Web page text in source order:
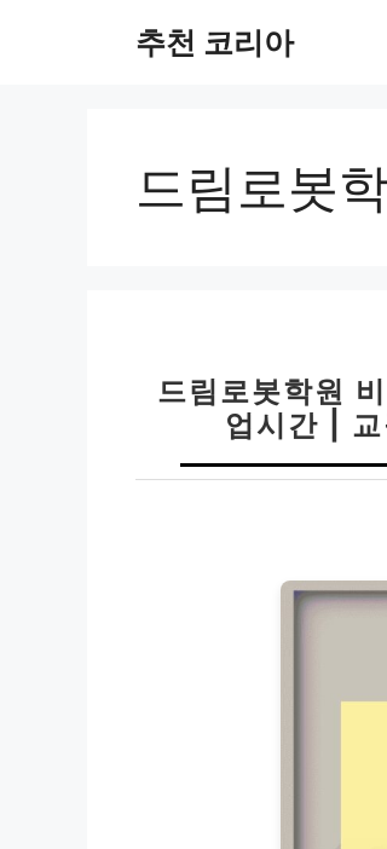
추천 코리아
드림로봇
드림로봇학원
업시간 |